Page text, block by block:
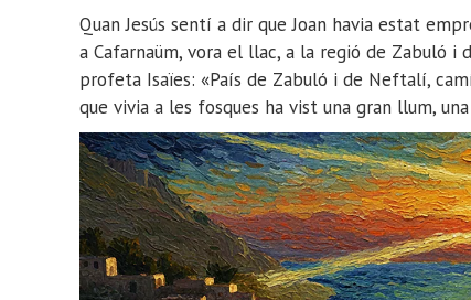
Quan Jesús sentí a dir que Joan havia estat
a Cafarnaüm, vora el llac, a la regió de Zabuló i
profeta Isaïes: «País de Zabuló i de Neftalí,
que vivia a les fosques ha vist una gran llum,